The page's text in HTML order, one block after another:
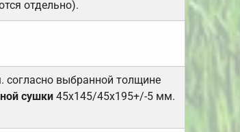
отдельно).
согласно выбранной толщине
сушки45х145/45х195+/-5 мм.